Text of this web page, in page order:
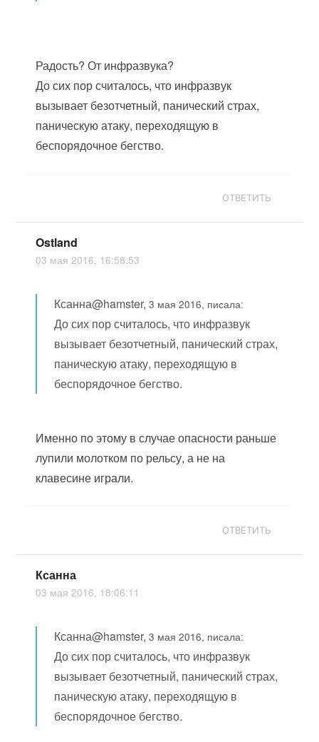
Радость? От инфразвука?
До сих пор считалось, что инфразвук
вызывает безотчетный, панический страх,
паническую атаку, переходящую в
беспорядочное бегство.
ОТВЕТИТЬ
Ostland
03 мая 2016, 16:58:53
Ксанна@hamster,3 мая 2016, писала:
До сих пор считалось, что инфразвук
вызывает безотчетный, панический страх,
паническую атаку, переходящую в
беспорядочное бегство.
Именно по этому в случае опасности раньше
лупили молотком по рельсу, а не на
клавесине играли.
ОТВЕТИТЬ
Ксанна
03 мая 2016, 18:06:11
Ксанна@hamster,3 мая 2016, писала:
До сих пор считалось, что инфразвук
вызывает безотчетный, панический страх,
паническую атаку, переходящую в
беспорядочное бегство.